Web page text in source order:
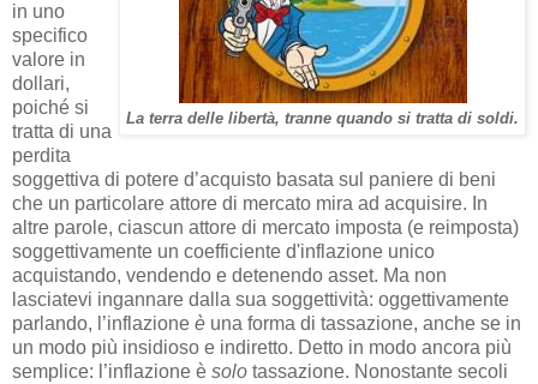
La terra delle libertà, tranne quando si tratta di soldi.
in uno
specifico
valore in
dollari,
poiché si
tratta di una
perdita
soggettiva di potere d’acquisto basata sul paniere di beni
che un particolare attore di mercato mira ad acquisire. In
altre parole, ciascun attore di mercato imposta (e reimposta)
soggettivamente un coefficiente d'inflazione unico
acquistando, vendendo e detenendo asset. Ma non
lasciatevi ingannare dalla sua soggettività: oggettivamente
parlando, l’inflazione è una forma di tassazione, anche se in
un modo più insidioso e indiretto. Detto in modo ancora più
semplice: l’inflazione è solo tassazione. Nonostante secoli